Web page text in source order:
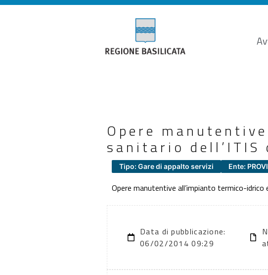
Opere
sanitario
Tipo: Gare di appalto servizi Ente:
Opere manutentive all’impianto termico-
Data di pubblicazione:
06/02/2014 09:29